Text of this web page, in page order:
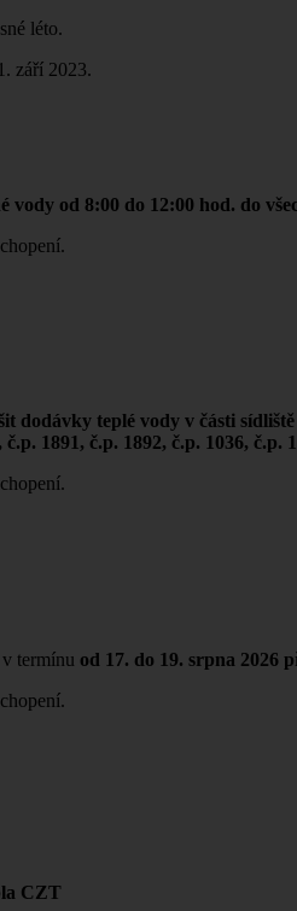
léto.
září 2023.
vody od 8:00 do 12:00 hod. do
dodávky teplé vody v části
1891, č.p. 1892, č.p. 1036, č.p.
termínu od 17. do 19. srpna 2026
CZT